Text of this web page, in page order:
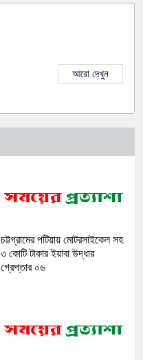
আরো দেখুন
চট্টগ্রামের পটিয়ায় মোটরসাইকেল সহ
৩ কোটি টাকার ইয়াবা উদ্ধার
গ্রেপ্তার ০৬